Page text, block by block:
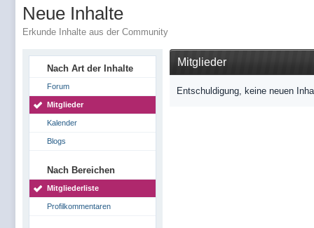
Neue Inhalte
Erkunde Inhalte aus der Community
Nach Art der Inhalte
Forum
Mitglieder
Kalender
Blogs
Nach Bereichen
Mitgliederliste
Profilkommentaren
Mitglieder
Entschuldigung, keine neuen